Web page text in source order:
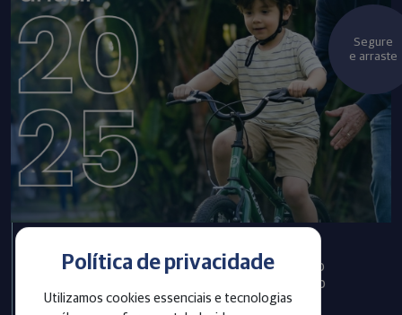
Política de privacidade
Utilizamos cookies essenciais e tecnologias
Infraprev publica Relatório
Anual com informações do
exercício 2025
Segure
e arraste